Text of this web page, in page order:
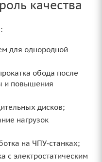
качества
для однородной
обода после
и повышения
дисков;
нагрузок
на ЧПУ‑станках;
с электростатическим